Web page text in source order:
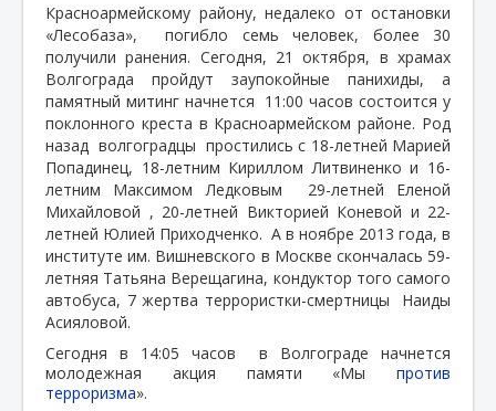
Красноармейскому району, недалеко от остановки
«Лесобаза»,
погибло семь человек, более 30
получили ранения. Сегодня, 21 октября, в храмах
Волгограда пройдут заупокойные панихиды, а
памятный митинг начнется 11:00 часов состоится у
поклонного креста в Красноармейском районе. Род
назад волгоградцы простились с 18-летней Марией
Попадинец, 18-летним Кириллом Литвиненко и 16-
летним Максимом Ледковым
29-летней Еленой
Михайловой , 20-летней Викторией Коневой и 22-
летней Юлией Приходченко. А в ноябре 2013 года, в
институте им. Вишневского в Москве скончалась 59-
летняя Татьяна Верещагина, кондуктор того самого
автобуса, 7 жертва террористки-смертницы
Наиды
Асияловой.
Сегодня в 14:05 часов в Волгограде начнется
молодежная акция памяти «Мы против
терроризма».